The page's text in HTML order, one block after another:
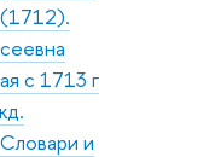
с 1713 г
и